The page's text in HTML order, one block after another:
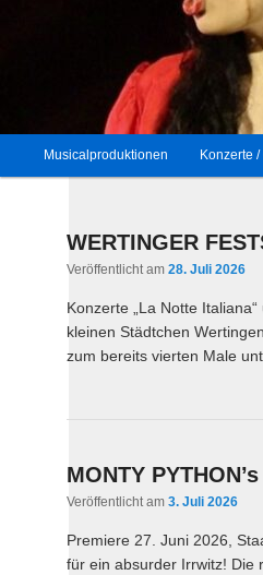
a
Zum
wechseln
Zum
Inhalt
Musicalproduktionen Konzerte
WERTINGER
Veröffentlicht am 28. Juli 2026
Konzerte „La Notte
kleinen Städtchen
zum bereits vierten Male
MONTY
Veröffentlicht am 3. Juli 2026
Premiere 27. Juni 2026,
für ein absurder Irrwitz! Die